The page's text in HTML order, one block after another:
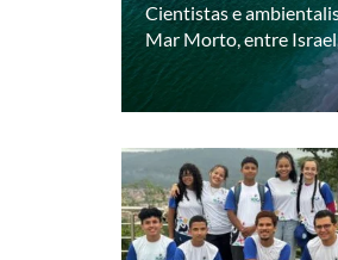
Cientistas e
Mar Morto, entre